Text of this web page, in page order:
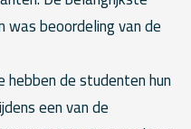
beoordeling van de
de studenten hun
een van de